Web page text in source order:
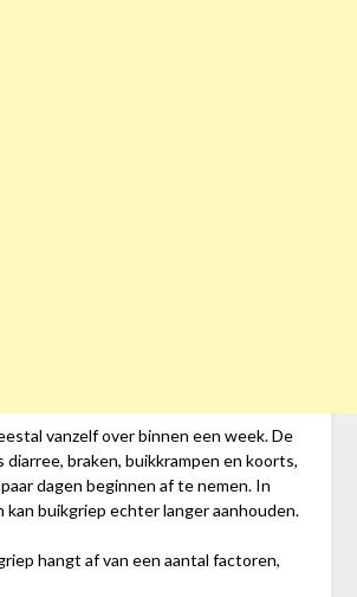
vanzelf over binnen een week. De
diarree, braken, buikkrampen en koorts,
dagen beginnen af te nemen. In
kan buikgriep echter langer aanhouden.
hangt af van een aantal factoren,